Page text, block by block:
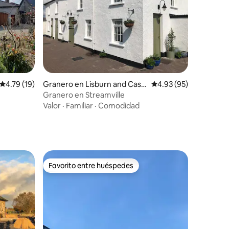
Calificación promedio: 4.79 de 5; 19 evaluaciones
4.79 (19)
Granero en Lisburn and Castl
ereagh
Calificación
4.93 (95)
Granero en Streamville
Valor · Familiar · Comodidad
Favorito entre huéspedes
Favorito entre huéspedes